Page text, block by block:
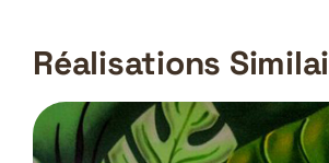
Réalisations